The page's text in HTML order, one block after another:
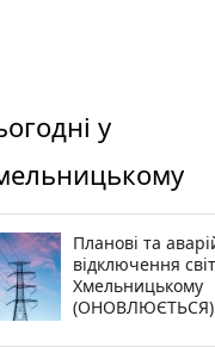
у
Планові та
відключення
Хмельницькому
(ОНОВЛЮЄТЬСЯ)